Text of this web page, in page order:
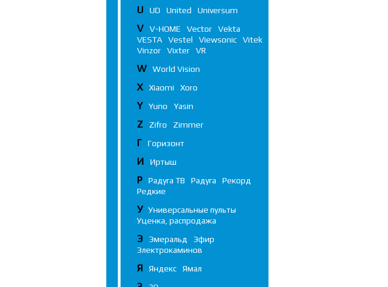
U UD United Universum
V V-HOME Vector
Vekta
VESTA
Vestel Viewsonic
Vitek
Vinzor
Vixter VR
W World Vision
X Xiaomi Xoro
Y Yuno Yasin
Z Zifro Zimmer
Г Горизонт
И Иртыш
Р Радуга ТВ Радуга
Рекорд
Редкие
У
Универсальные пульты
Уценка, распродажа
Э Эмеральд
Эфир
Электрокаминов
Я Яндекс Ямал